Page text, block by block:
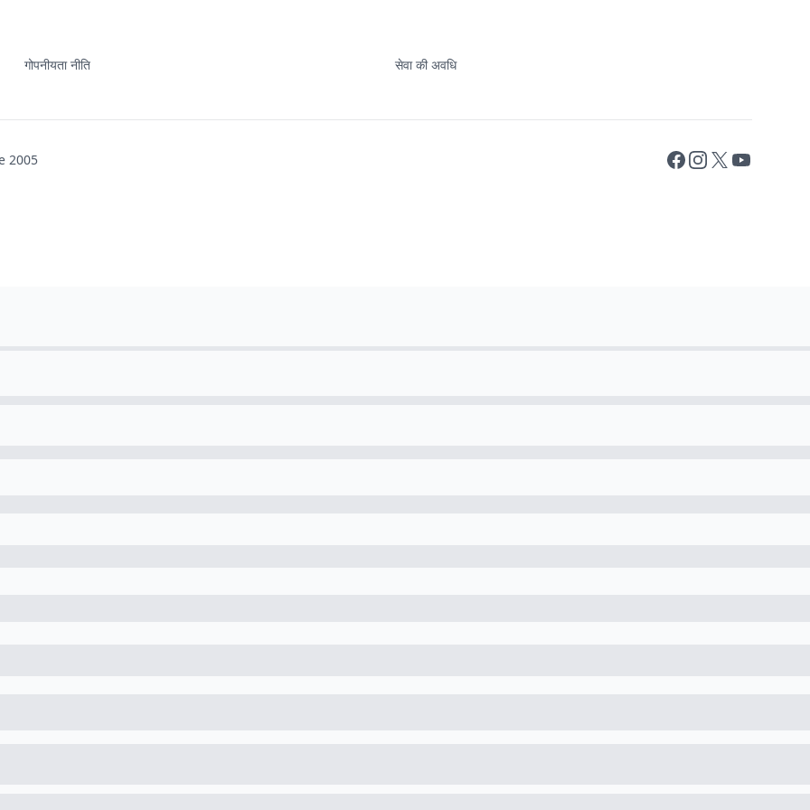
गोपनीयता नीति सेवा की अवधि
Facebook
Instagram
X YouTube
2005